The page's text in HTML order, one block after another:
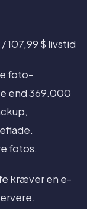
107,99 $ livstid
foto-
end 369.000
fotos.
kræver en e-